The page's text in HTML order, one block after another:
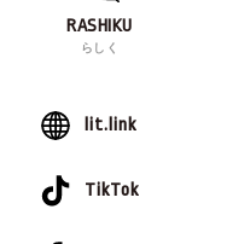
RASHIKU
らしく
lit.link
TikTok